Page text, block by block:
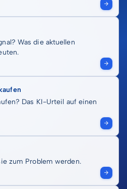
Was die aktuellen
Das KI-Urteil auf einen
zum Problem werden.